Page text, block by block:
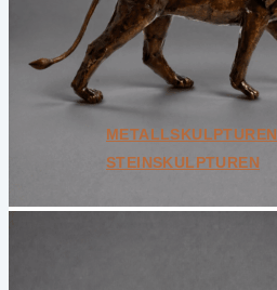
Bundle
Geschenkkarten
Unikate
Alle ansehen
METALLSKULPTUREN
STEINSKULPTUREN